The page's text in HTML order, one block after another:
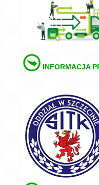
INFORMACJA